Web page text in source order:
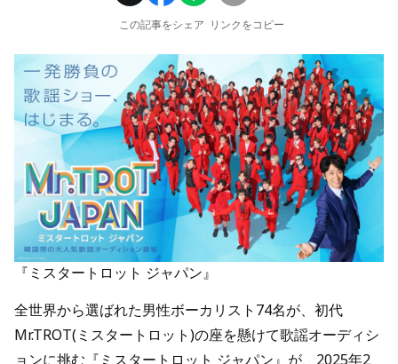
この記事をシェア リンクをコピー
『ミスタートロット ジャパン』
全世界から選ばれた男性ボーカリスト74名が、初代
Mr.TROT(ミスタートロット)の座を懸けて歌謡オーディシ
ョンに挑む『ミスタートロット ジャパン』が、2025年2